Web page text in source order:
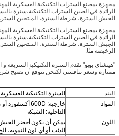
السترات التكتيكية العسكرية المهنية،
الصين السترات التكتيكية،سترة باليستيةشرطة
شرطة السترة، المنتجين السترة العسكرية،
السترات التكتيكية العسكرية المهنية،
الصين السترات التكتيكية،سترة باليستيةشرطة
شرطة السترة، المنتجين السترة
تقدم السترة التكتيكية السريعة و الخفيفة و
تنافسي لكنحن نتوقع أن نصبح شريكك طويل
السترة التكتيكية العسكرية
الداخلية: الشبكة
يمكن أن يكون أخضر الجيش، أزرق
الذئب أو أي لون التمويه، الخ